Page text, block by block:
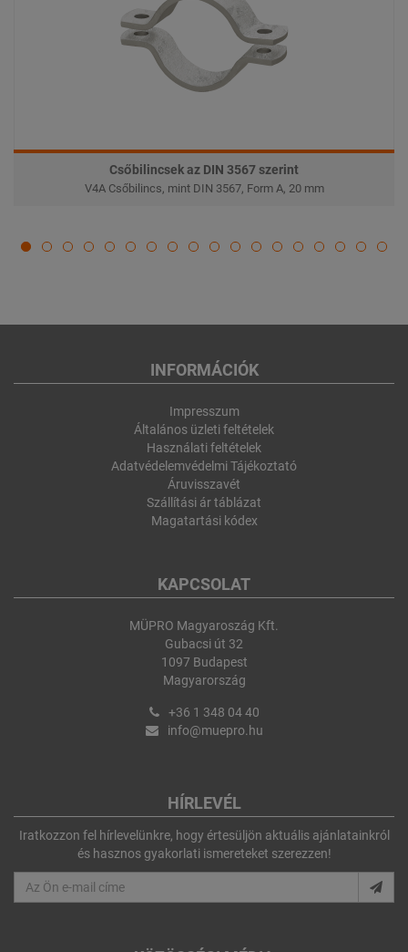
Csőbilincsek az DIN 3567 szerint
V4A Csőbilincs, mint DIN 3567, Form A, 20 mm
INFORMÁCIÓK
Impresszum
Általános üzleti feltételek
Használati feltételek
Adatvédelemvédelmi Tájékoztató
Áruvisszavét
Szállítási ár táblázat
Magatartási kódex
KAPCSOLAT
MÜPRO Magyaroszág Kft.
Gubacsi út 32
1097 Budapest
Magyarország
+36 1 348 04 40
info@muepro.hu
HÍRLEVÉL
Iratkozzon fel hírlevelünkre, hogy értesüljön aktuális ajánlatainkról
és hasznos gyakorlati ismereteket szerezzen!